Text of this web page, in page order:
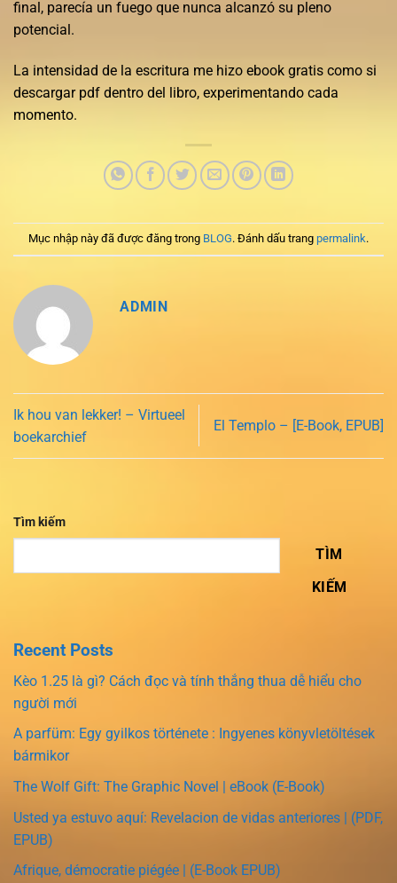
final, parecía un fuego que nunca alcanzó su pleno
potencial.
La intensidad de la escritura me hizo ebook gratis como si
descargar pdf dentro del libro, experimentando cada
momento.
Mục nhập này đã được đăng trong BLOG. Đánh dấu trang permalink.
ADMIN
Ik hou van lekker! – Virtueel
boekarchief
El Templo – [E-Book, EPUB]
Tìm kiếm
TÌM
KIẾM
Recent Posts
Kèo 1.25 là gì? Cách đọc và tính thắng thua dễ hiểu cho
người mới
A parfüm: Egy gyilkos története : Ingyenes könyvletöltések
bármikor
The Wolf Gift: The Graphic Novel | eBook (E-Book)
Usted ya estuvo aquí: Revelacion de vidas anteriores | (PDF,
EPUB)
Afrique, démocratie piégée | (E-Book EPUB)